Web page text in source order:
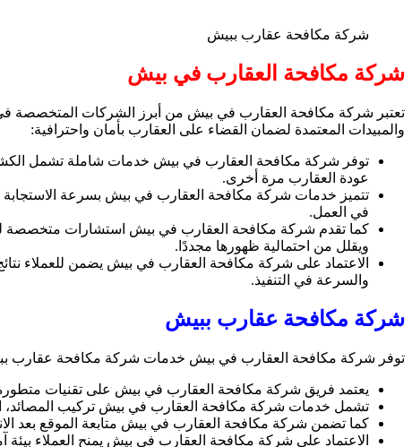
شركة مكافحة عقارب ببيش
شركة مكافحة العقارب في بيش
تعتبر شركة مكافحة العقارب في بيش من أبرز الشركات المتخصصة
والمبيدات المعتمدة لضمان القضاء على العقارب بأمان واحترافية:
توفر شركة مكافحة العقارب في بيش خدمات شاملة تشمل الكشف
عودة العقارب مرة أخرى.
تتميز خدمات شركة مكافحة العقارب في بيش بسرعة الاستجابة
في العمل.
كما تقدم شركة مكافحة العقارب في بيش استشارات متخصصة
ويقلل من احتمالية ظهورها مجددًا.
الاعتماد على شركة مكافحة العقارب في بيش يضمن للعملاء
والسرعة في التنفيذ.
شركة مكافحة عقارب ببيش
توفر شركة مكافحة العقارب في بيش خدمات شركة مكافحة عقارب ببيش
يعتمد فريق شركة مكافحة العقارب في بيش على تقنيات
تشمل خدمات شركة مكافحة العقارب في بيش تركيب المصائد،
كما تضمن شركة مكافحة العقارب في بيش متابعة الموقع بعد
الاعتماد على شركة مكافحة العقارب في بيش يمنح العملاء بيئة